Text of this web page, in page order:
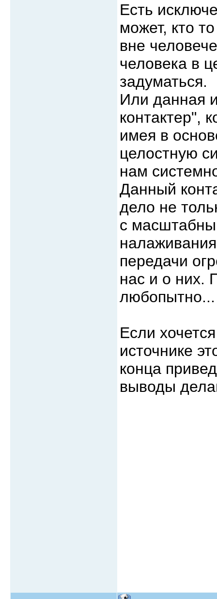
Есть
может, кто
вне
человека в
задуматься.
Или данная
контактер",
имея в
целостную
нам
Данный
дело не
с
передачи
нас и о них.
Если
источнике
конца
выводы